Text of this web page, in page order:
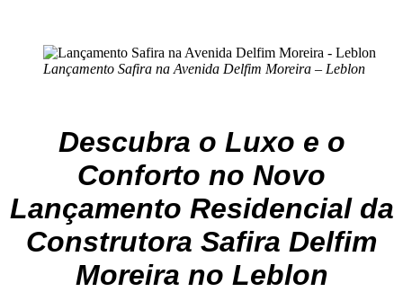
Lançamento Safira na Avenida Delfim Moreira – Leblon
Descubra o Luxo e o
Conforto no Novo
Lançamento Residencial da
Construtora Safira Delfim
Moreira no Leblon